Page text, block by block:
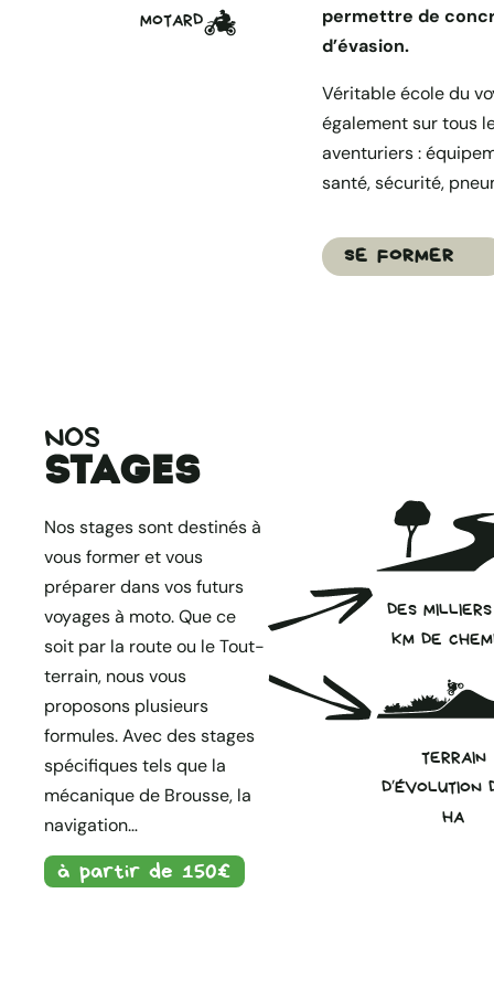
MOTARD
permettre de
d’évasion.
Véritable école du
également sur tous
aventuriers :
santé, sécurité,
SE FORMER
NOS
Stages
Nos stages sont destinés à
vous former et vous
préparer dans vos futurs
voyages à moto. Que ce
soit par la route ou le Tout-
terrain, nous vous
proposons plusieurs
formules. Avec des stages
spécifiques tels que la
mécanique de Brousse, la
navigation…
à partir de 150€
DES
KM DE
TERRAIN
D’ÉVOLUTION
HA